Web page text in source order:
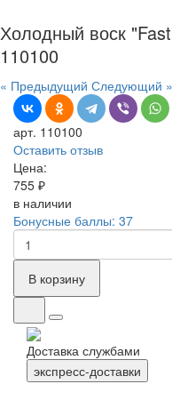
Холодный воск
110100
« Предыдущий Следующий »
арт. 110100
Оставить отзыв
Цена:
755 ₽
в наличии
Бонусные баллы: 37
В корзину
Доставка службами
экспресс-доставки